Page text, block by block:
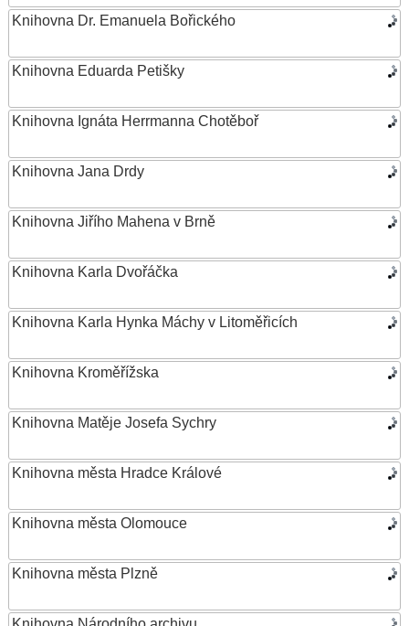
Knihovna Dr. Emanuela Bořického
Knihovna Eduarda Petišky
Knihovna Ignáta Herrmanna Chotěboř
Knihovna Jana Drdy
Knihovna Jiřího Mahena v Brně
Knihovna Karla Dvořáčka
Knihovna Karla Hynka Máchy v Litoměřicích
Knihovna Kroměřížska
Knihovna Matěje Josefa Sychry
Knihovna města Hradce Králové
Knihovna města Olomouce
Knihovna města Plzně